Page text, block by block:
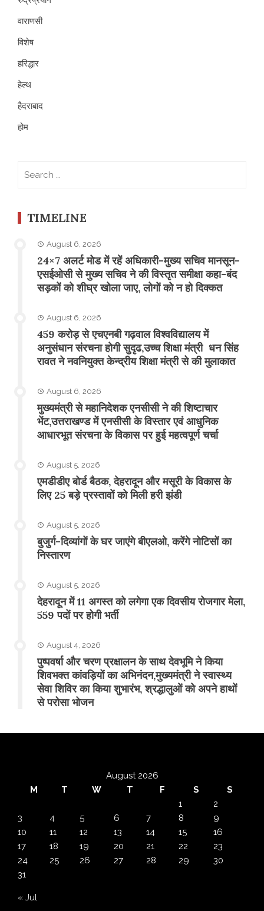
वाराणसी
विशेष
हरिद्धार
हेल्थ
हैदराबाद
होम
TIMELINE
August 6, 2026
24×7 अलर्ट मोड में रहें अधिकारी-मुख्य सचिव मानसून-
एसईओसी से मुख्य सचिव ने की विस्तृत समीक्षा कहा-बंद
सड़कों को शीघ्र खोला जाए, लोगों को न हो दिक्कत
August 6, 2026
459 करोड़ से एचएनबी गढ़वाल विश्वविद्यालय में
अनुसंधान संरचना होगी सुदृढ,उच्च शिक्षा मंत्री धन सिंह
रावत ने नवनियुक्त केन्द्रीय शिक्षा मंत्री से की मुलाकात
August 6, 2026
मुख्यमंत्री से महानिदेशक एनसीसी ने की शिष्टाचार
भेंट,उत्तराखण्ड में एनसीसी के विस्तार एवं आधुनिक
आधारभूत संरचना के विकास पर हुई महत्वपूर्ण चर्चा
August 5, 2026
एमडीडीए बोर्ड बैठक, देहरादून और मसूरी के विकास के
लिए 25 बड़े प्रस्तावों को मिली हरी झंडी
August 5, 2026
बुजुर्ग-दिव्यांगों के घर जाएंगे बीएलओ, करेंगे नोटिसों का
निस्तारण
August 5, 2026
​देहरादून में 11 अगस्त को लगेगा एक दिवसीय रोजगार मेला,
559 पदों पर होगी भर्ती
August 4, 2026
पुष्पवर्षा और चरण प्रक्षालन के साथ देवभूमि ने किया
शिवभक्त कांवड़ियों का अभिनंदन,मुख्यमंत्री ने स्वास्थ्य
सेवा शिविर का किया शुभारंभ, श्रद्धालुओं को अपने हाथों
से परोसा भोजन
August 2026
M
T W T F S
S
1
2
3
4 5 6 7 8
9
10
11 12 13 14 15
16
17
18 19 20 21 22
23
24
25 26 27 28 29
30
31
« Jul